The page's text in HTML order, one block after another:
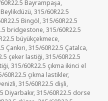
Bayrampaşa
,315/60R22.5
Bingöl ,315/60R22.5
bridgestone ,315/60R22.5
büyükçekmece
Çankırı ,315/60R22.5 Çatalca
çeker lastiği ,315/60R22.5
,315/60R22.5 çıkma ikinci el
60R22.5 çıkma lastikler,
,315/60R22.5 dişli
Diyarbakır,315/60R22.5 dorse